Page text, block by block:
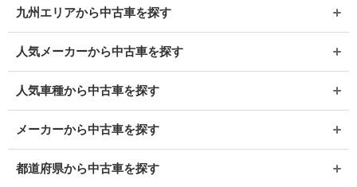
九州エリアから中古車を探す
人気メーカーから中古車を探す
人気車種から中古車を探す
メーカーから中古車を探す
都道府県から中古車を探す